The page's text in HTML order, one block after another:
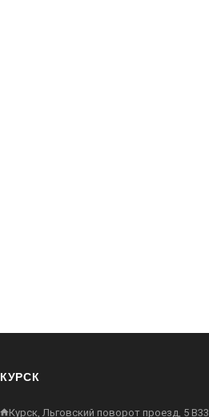
КУРСК
Курск, Льговский поворот проезд, 5 В33